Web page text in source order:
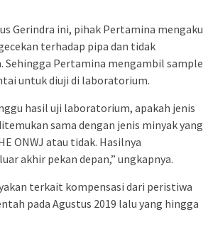
Gerindra ini, pihak Pertamina mengaku
terhadap pipa dan tidak
Sehingga Pertamina mengambil sample
untuk diuji di laboratorium.
hasil uji laboratorium, apakah jenis
sama dengan jenis minyak yang
ONWJ atau tidak. Hasilnya
akhir pekan depan,” ungkapnya.
terkait kompensasi dari peristiwa
pada Agustus 2019 lalu yang hingga